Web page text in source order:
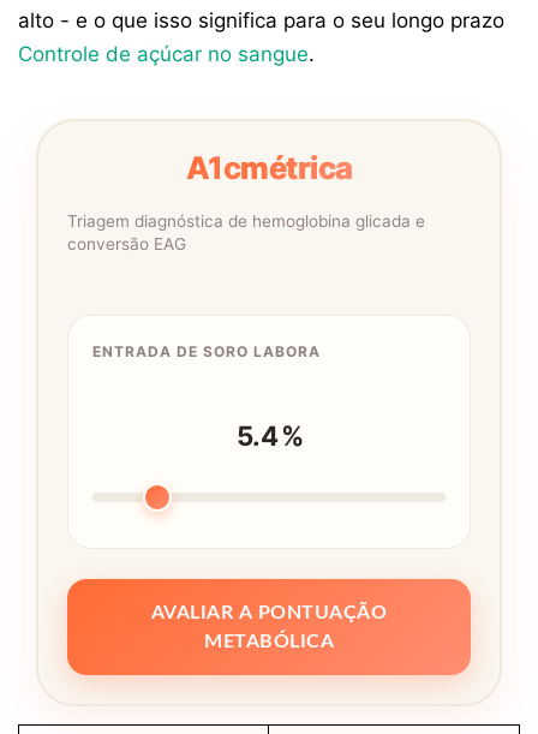
alto - e o que isso significa para o seu longo prazo
Controle de açúcar no sangue.
A1cMétrica
Triagem diagnóstica de hemoglobina glicada e
conversão EAG
ENTRADA DE SORO LABORA
5.4%
AVALIAR A PONTUAÇÃO
METABÓLICA